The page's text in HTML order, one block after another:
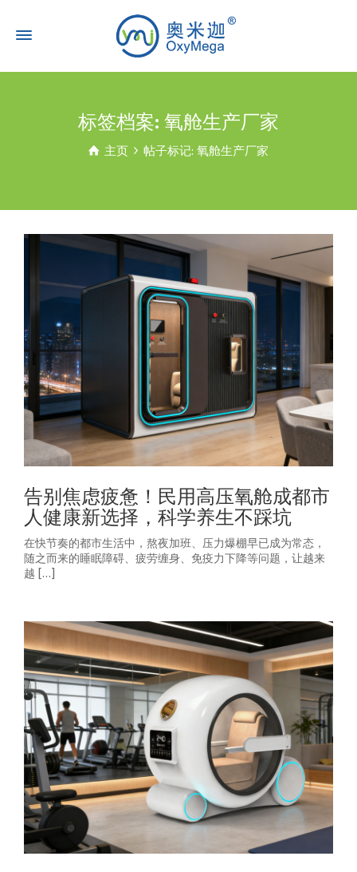
标签档案: 氧舱生产厂家
主页 帖子标记: 氧舱生产厂家
告别焦虑疲惫！民用高压氧舱成都市
人健康新选择，科学养生不踩坑
在快节奏的都市生活中，熬夜加班、压力爆棚早已成为常态，
随之而来的睡眠障碍、疲劳缠身、免疫力下降等问题，让越来
越 […]